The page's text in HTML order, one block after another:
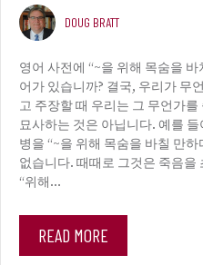
DOUG BRATT
영어 사전에 “~을 위해 목숨을
어가 있습니까? 결국, 우리가 무
고 주장할 때 우리는 그 무언가
묘사하는 것은 아닙니다. 예를
병을 “~을 위해 목숨을 바칠 만
없습니다. 때때로 그것은 죽음
“위해…
READ MORE